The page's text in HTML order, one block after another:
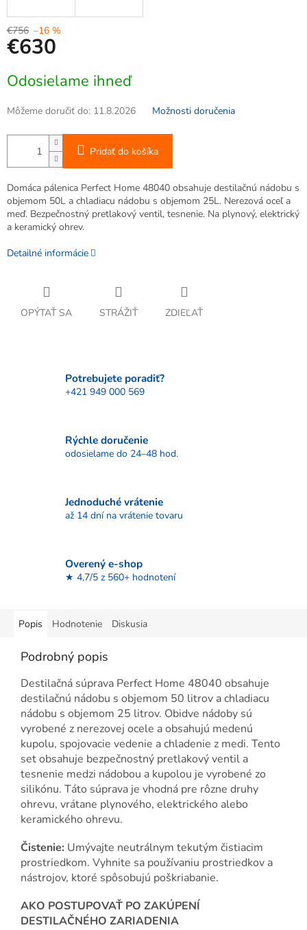
€756 –16 %
€630
cena:
Odosielame ihneď
Môžeme doručiť do: 11.8.2026 Možnosti doručenia
Pridať do košíka
Domáca pálenica Perfect Home 48040 obsahuje destilačnú nádobu s
objemom 50L a chladiacu nádobu s objemom 25L. Nerezová oceľ a
meď. Bezpečnostný pretlakový ventil, tesnenie. Na plynový, elektrický
a keramický ohrev.
Detailné informácie
OPÝTAŤ SA STRÁŽIŤ ZDIEĽAŤ
Potrebujete poradiť?
+421 949 000 569
Rýchle doručenie
odosielame do 24–48 hod.
Jednoduché vrátenie
až 14 dní na vrátenie tovaru
Overený e-shop
★ 4,7/5 z 560+ hodnotení
Popis Hodnotenie Diskusia
Podrobný popis
Destilačná súprava Perfect Home 48040 obsahuje
destilačnú nádobu s objemom 50 litrov a chladiacu
nádobu s objemom 25 litrov. Obidve nádoby sú
vyrobené z nerezovej ocele a obsahujú medenú
kupolu, spojovacie vedenie a chladenie z medi. Tento
set obsahuje bezpečnostný pretlakový ventil a
tesnenie medzi nádobou a kupolou je vyrobené zo
silikónu. Táto súprava je vhodná pre rôzne druhy
ohrevu, vrátane plynového, elektrického alebo
keramického ohrevu.
Čistenie: Umývajte neutrálnym tekutým čistiacim
prostriedkom. Vyhnite sa používaniu prostriedkov a
nástrojov, ktoré spôsobujú poškriabanie.
AKO POSTUPOVAŤ PO ZAKÚPENÍ
DESTILAČNÉHO ZARIADENIA